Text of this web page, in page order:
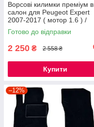
Ворсові килимки преміум в
салон для Peugeot Expert
2007-2017 ( мотор 1.6 ) /
Пежо Експерт килимки
Готово до відправки
2 250 ₴ 2 558 ₴
Купити
–12%